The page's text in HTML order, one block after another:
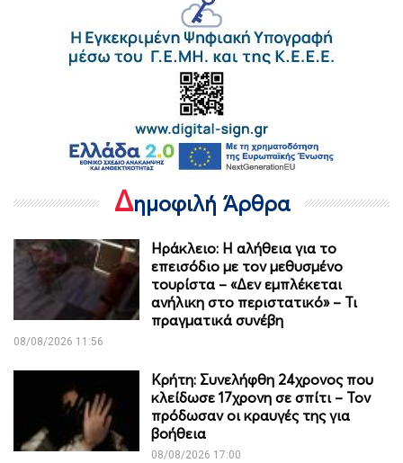
Δημοφιλή Άρθρα
Ηράκλειο: Η αλήθεια για το
επεισόδιο με τον μεθυσμένο
τουρίστα – «Δεν εμπλέκεται
ανήλικη στο περιστατικό» – Τι
πραγματικά συνέβη
08/08/2026 11:56
Κρήτη: Συνελήφθη 24χρονος που
κλείδωσε 17χρονη σε σπίτι – Τον
πρόδωσαν οι κραυγές της για
βοήθεια
08/08/2026 17:00